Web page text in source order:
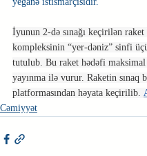
İyunun 2-də sınağı keçirilən
kompleksinin “yer-dəniz” sinfi
tutulub. Bu raket hədəfi
yayınma ilə vurur. Raketin sınaq
platformasından həyata keçirilib.
Cəmiyyət